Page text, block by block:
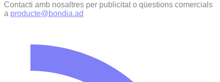
Contacti amb nosaltres per publicitat o qüestions comercials
a producte@bondia.ad